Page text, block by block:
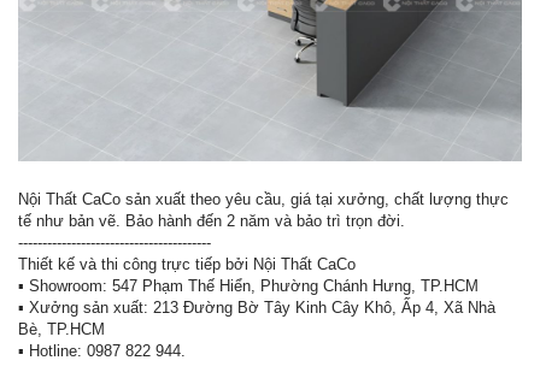
Nội Thất CaCo sản xuất theo yêu cầu, giá tại xưởng, chất lượng thực
tế như bản vẽ. Bảo hành đến 2 năm và bảo trì trọn đời.
----------------------------------------
Thiết kế và thi công trực tiếp bởi Nội Thất CaCo
▪ Showroom: 547 Phạm Thế Hiển, Phường Chánh Hưng, TP.HCM
▪ Xưởng sản xuất: 213 Đường Bờ Tây Kinh Cây Khô, Ấp 4, Xã Nhà
Bè, TP.HCM
▪ Hotline: 0987 822 944.